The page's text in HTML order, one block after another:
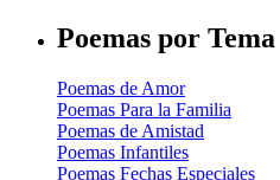
Poemas por Tema
Poemas de Amor
Poemas Para la Familia
Poemas de Amistad
Poemas Infantiles
Poemas Fechas Especiales